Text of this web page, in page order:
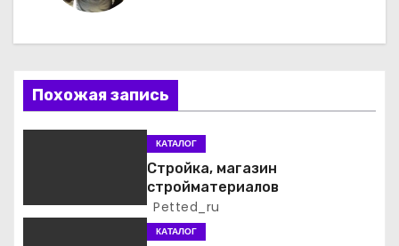
а
ц
и
п
Похожая запись
КАТАЛОГ
Стройка, магазин
стройматериалов
Petted_ru
КАТАЛОГ